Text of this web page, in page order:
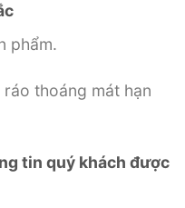
phẩm.
thoáng mát hạn
tin quý khách được